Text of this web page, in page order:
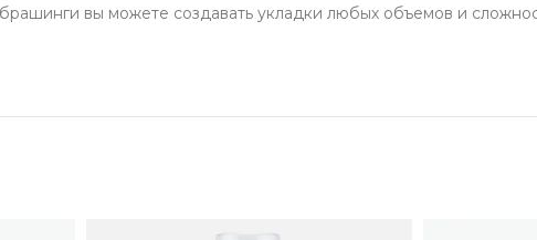
вы можете создавать укладки любых объемов и